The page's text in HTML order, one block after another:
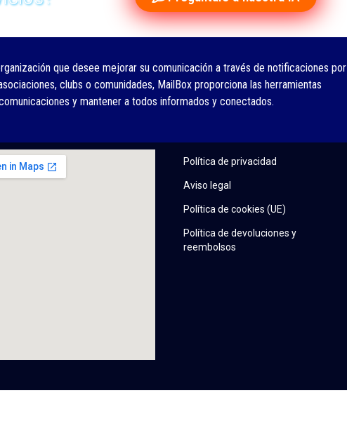
que desee mejorar su comunicación a través de notificaciones por
clubs o comunidades, MailBox proporciona las herramientas
y mantener a todos informados y conectados.
Política de privacidad
Aviso legal
Política de cookies (UE)
Política de devoluciones y
reembolsos